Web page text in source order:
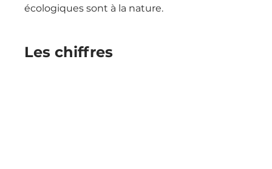
écologiques sont à la nature.
Les chiffres